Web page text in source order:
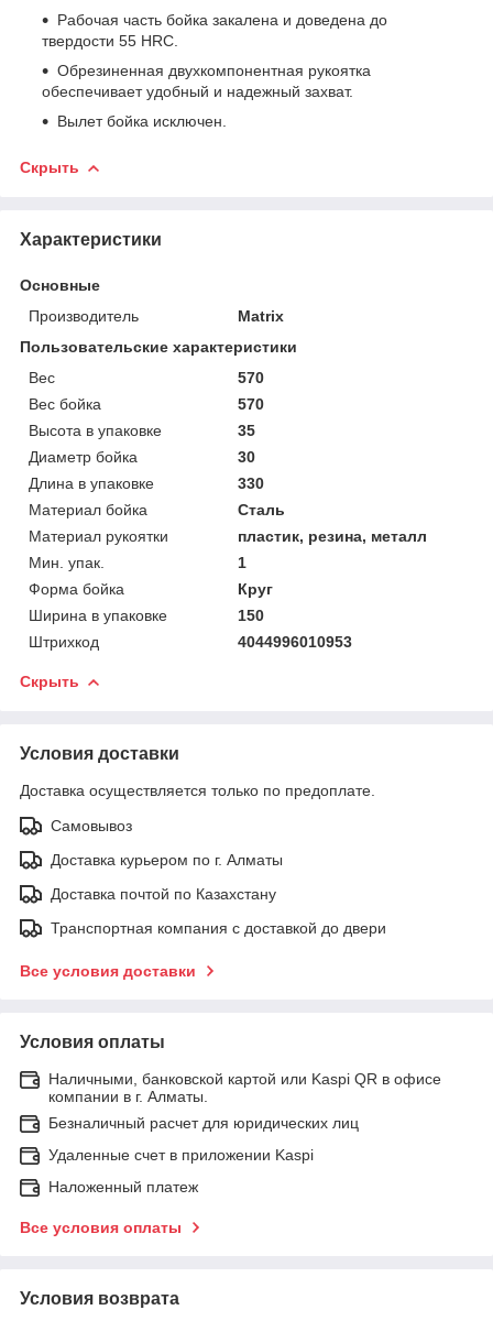
Рабочая часть бойка закалена и доведена до
твердости 55 HRC.
Обрезиненная двухкомпонентная рукоятка
обеспечивает удобный и надежный захват.
Вылет бойка исключен.
Скрыть
Характеристики
Основные
Производитель
Matrix
Пользовательские характеристики
Вес
570
Вес бойка
570
Высота в упаковке
35
Диаметр бойка
30
Длина в упаковке
330
Материал бойка
Сталь
Материал рукоятки
пластик, резина, металл
Мин. упак.
1
Форма бойка
Круг
Ширина в упаковке
150
Штрихкод
4044996010953
Скрыть
Условия доставки
Доставка осуществляется только по предоплате.
Самовывоз
Доставка курьером по г. Алматы
Доставка почтой по Казахстану
Транспортная компания с доставкой до двери
Все условия доставки
Условия оплаты
Наличными, банковской картой или Kaspi QR в офисе
компании в г. Алматы.
Безналичный расчет для юридических лиц
Удаленные счет в приложении Kaspi
Наложенный платеж
Все условия оплаты
Условия возврата